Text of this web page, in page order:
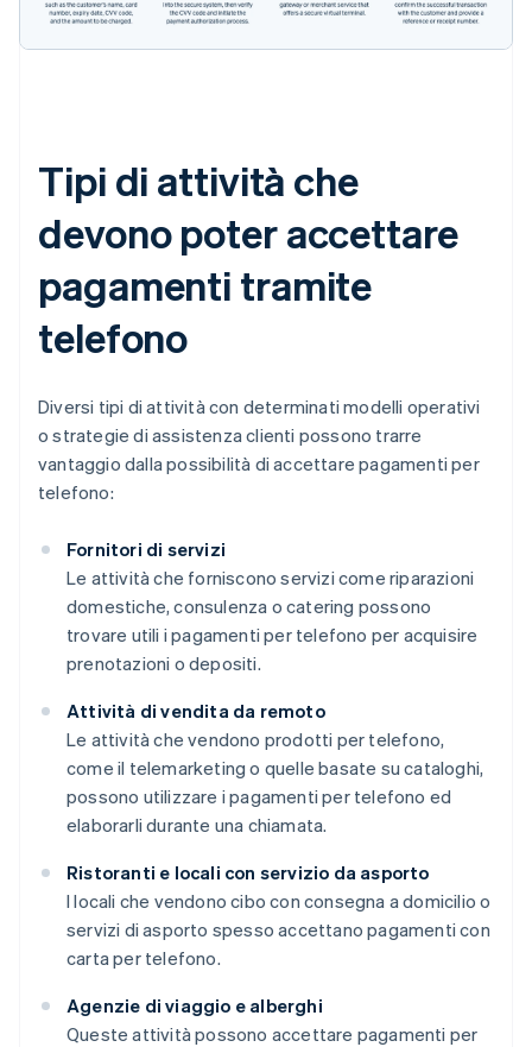
Tipi di attività che
devono poter accettare
pagamenti tramite
telefono
Diversi tipi di attività con determinati modelli operativi
o strategie di assistenza clienti possono trarre
vantaggio dalla possibilità di accettare pagamenti per
telefono:
Fornitori di servizi
Le attività che forniscono servizi come riparazioni
domestiche, consulenza o catering possono
trovare utili i pagamenti per telefono per acquisire
prenotazioni o depositi.
Attività di vendita da remoto
Le attività che vendono prodotti per telefono,
come il telemarketing o quelle basate su cataloghi,
possono utilizzare i pagamenti per telefono ed
elaborarli durante una chiamata.
Ristoranti e locali con servizio da asporto
I locali che vendono cibo con consegna a domicilio o
servizi di asporto spesso accettano pagamenti con
carta per telefono.
Agenzie di viaggio e alberghi
Queste attività possono accettare pagamenti per